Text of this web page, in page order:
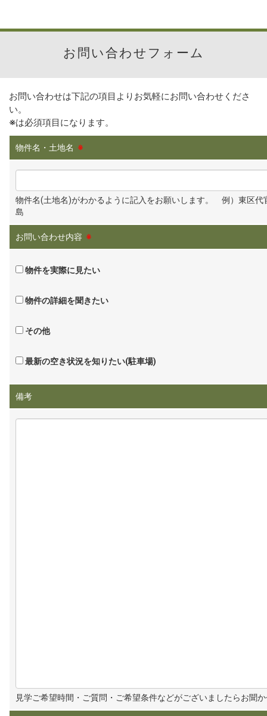
お問い合わせフォーム
お問い合わせは下記の項目よりお気軽にお問い合わせくださ
い。
※は必須項目になります。
物件名・土地名 ※
物件名(土地名)がわかるように記入をお願いします。 例）東区代
島
お問い合わせ内容 ※
物件を実際に見たい
物件の詳細を聞きたい
その他
最新の空き状況を知りたい(駐車場)
備考
見学ご希望時間・ご質問・ご希望条件などがございましたらお聞